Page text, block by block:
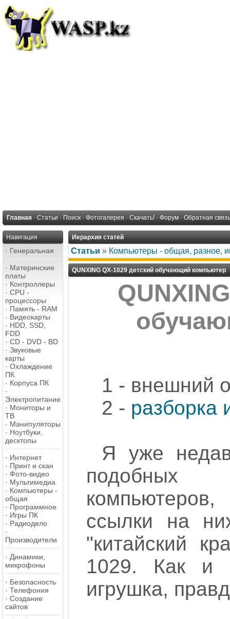
Главная · Статьи · Поиск · Фотогалерея · Скачать! · Форум · Обратная связь
Навигация
· Генеральная
· Материнские
платы
· Контроллеры
· CPU -
процессоры
· Память - RAM
· Видеокарты
· HDD, SSD,
FDD
· CD - DVD - BD
· Звуковые
карты
· Охлаждение
ПК
· Корпуса ПК
·
Электропитание
· Мониторы и
ТВ
· Манипуляторы
· Ноутбуки,
десктопы
· Интернет
· Принт и скан
· Фото-видео
· Мультимедиа
· Компьютеры -
общая
· Программное
· Игры ПК
· Радиодело
·
Производители
· Динамики,
микрофоны
· Безопасность
· Телефония
· Создание
сайтов
Иерархия статей
Статьи » Компьютеры - общая, разное,
QUNXING QX-1029 детский обучающий компьютер
1 - внешний
2 - разборка
Я уже
подобных
ссылки на
"китайский
1029. Как и
игрушка,